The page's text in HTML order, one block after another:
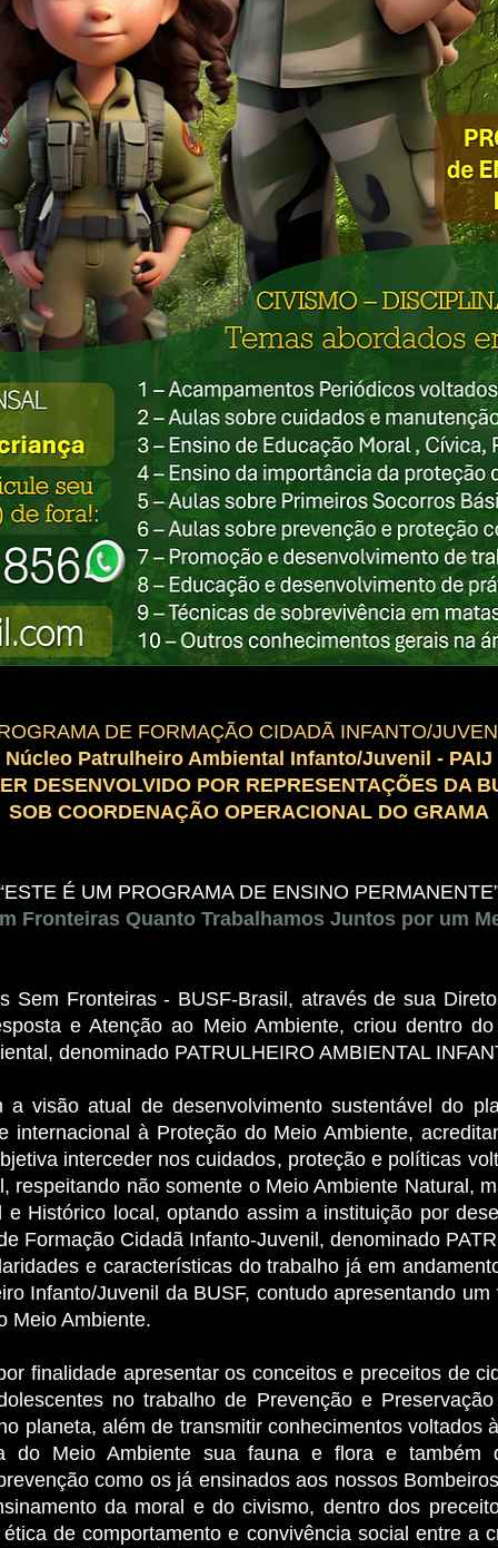
DE FORMAÇÃO CIDADÃ INFANTO/
Núcleo Patrulheiro Ambiental Infanto/Juvenil - PAIJ
DESENVOLVIDO POR REPRESENTAÇÕES DA
SOB COORDENAÇÃO OPERACIONAL DO GRAMA
É UM PROGRAMA DE ENSINO
Fronteiras Quanto Trabalhamos Juntos por um
Sem Fronteiras - BUSF-Brasil, através de sua
e Atenção ao Meio Ambiente, criou dentro
denominado PATRULHEIRO AMBIENTAL
a visão atual de desenvolvimento sustentável do
internacional à Proteção do Meio Ambiente,
interceder nos cuidados, proteção e políticas
respeitando não somente o Meio Ambiente Natural,
Histórico local, optando assim a instituição por
Formação Cidadã Infanto-Juvenil, denominado
e características do trabalho já em
Infanto/Juvenil da BUSF, contudo apresentando
Meio Ambiente.
finalidade apresentar os conceitos e preceitos de
no trabalho de Prevenção e
planeta, além de transmitir conhecimentos voltados
do Meio Ambiente sua fauna e flora e também
como os já ensinados aos nossos
da moral e do civismo, dentro dos
de comportamento e convivência social entre a